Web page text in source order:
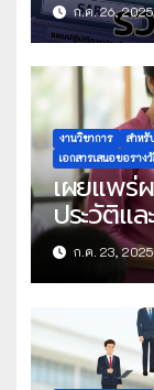
ก.ค. 26, 2025
งานวิชาการ สำหรั
เอกสารเสนอขอราง
เผยแพร่
ประวัติแ
โครงกา
ครั้งที่ 22
ก.ค. 23,